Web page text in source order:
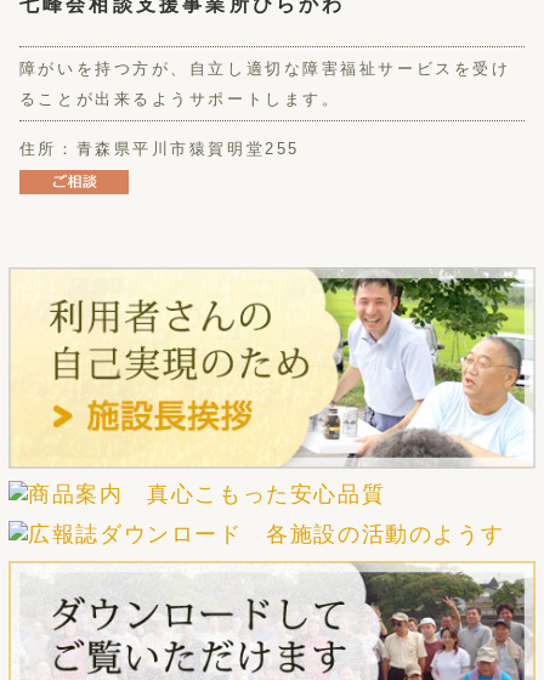
七峰会相談支援事業所ひらかわ
障がいを持つ方が、自立し適切な障害福祉サービスを受け
ることが出来るようサポートします。
住所：青森県平川市猿賀明堂255